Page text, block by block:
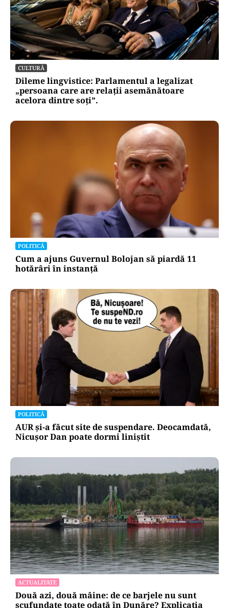
CULTURĂ
Dileme lingvistice: Parlamentul a legalizat
„persoana care are relații asemănătoare
acelora dintre soți”.
POLITICĂ
Cum a ajuns Guvernul Bolojan să piardă 11
hotărâri în instanță
POLITICĂ
AUR și-a făcut site de suspendare. Deocamdată,
Nicușor Dan poate dormi liniștit
ACTUALITATE
Două azi, două mâine: de ce barjele nu sunt
scufundate toate odată în Dunăre? Explicația